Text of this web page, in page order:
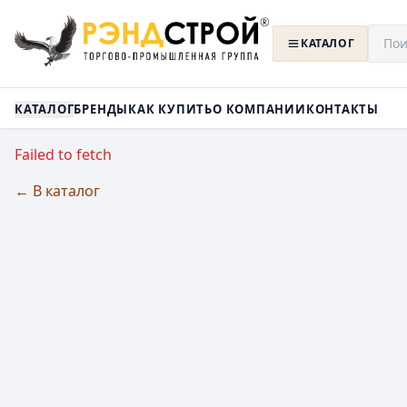
КАТАЛОГ
КАТАЛОГБРЕНДЫКАК КУПИТЬО КОМПАНИИКОНТАКТЫ
Failed to fetch
← В каталог